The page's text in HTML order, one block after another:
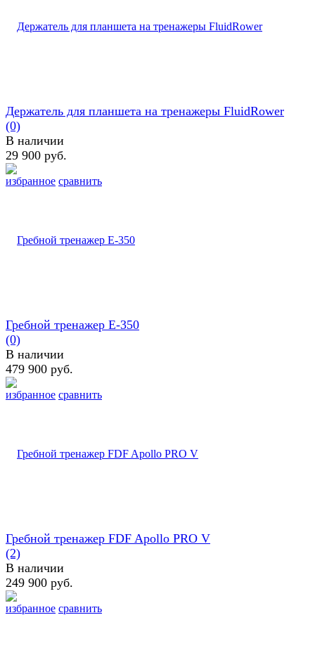
избранное сравнить
Держатель для планшета на тренажеры FluidRower
(0)
В наличии
29 900 руб.
избранное сравнить
Гребной тренажер E-350
(0)
В наличии
479 900 руб.
избранное сравнить
Гребной тренажер FDF Apollo PRO V
(2)
В наличии
249 900 руб.